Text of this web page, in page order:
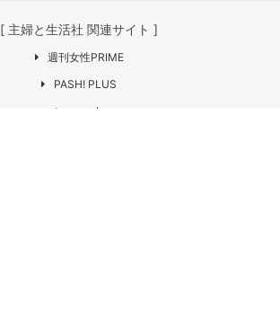
[ 主婦と生活社 関連サイト ]
週刊女性PRIME
PASH! PLUS
ar web